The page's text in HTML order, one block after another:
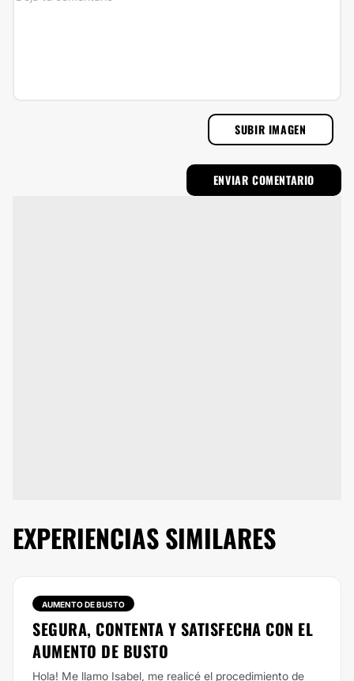
SUBIR IMAGEN
EXPERIENCIAS SIMILARES
AUMENTO DE BUSTO
SEGURA, CONTENTA Y SATISFECHA CON EL
AUMENTO DE BUSTO
Hola! Me llamo Isabel, me realicé el procedimiento de